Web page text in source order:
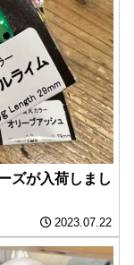
ズが入荷しまし
2023.07.22